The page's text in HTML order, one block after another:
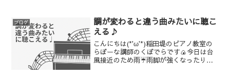
レッチしてからピア...
ブログ
調が変わると違う曲みたいに聴こ
える♪
こんにちは(*'ω'*)稲田堤のピアノ教室の
らぼーな講師のくぼでらです🍙今日は台
風接近のため雨☔雨脚が強くなったり弱